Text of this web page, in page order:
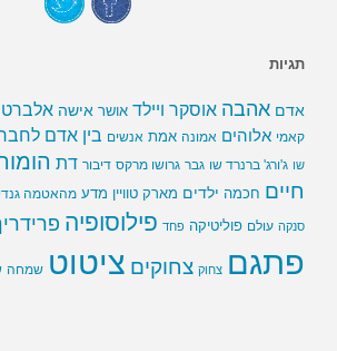
תגיות
אדם אהבה אוסקר ויילד אושר אישה אלברט
קאמי אלוהים אמונה אמת אנשים בין אדם
שו ג'ורג' ברנרד שו גבר גרושו מרקס דיבור דת
חיים חכמה ילדים מארק טוויין מדע מהאטמה גנדי
סנקה עולם פוליטיקה פחד פילוסופיה
פתגם צחוק צחוקים ציטוט שמחה